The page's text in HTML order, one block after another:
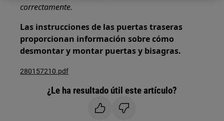
correctamente.
Las instrucciones de las puertas traseras
proporcionan información sobre cómo
desmontar y montar puertas y bisagras.
280157210.pdf
¿Le ha resultado útil este artículo?